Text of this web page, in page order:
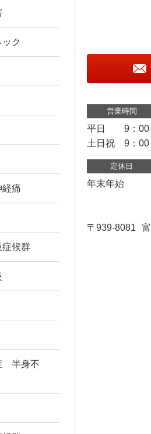
営業時間
平日 9：00
土日祝 9：
定休日
年末年始
〒939-8081
ク
経痛
症候群
半身不